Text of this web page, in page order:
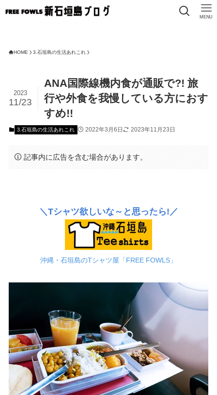
MENU
HOME 3.石垣島の生活あれこれ
ANA国際線機内食が通販で?! 旅
行や外食を我慢している方におす
すめ!!
2023
11/23
3.石垣島の生活あれこれ 2022年3月6日 2023年11月23日
記事内に広告を含む場合があります。
＼Tシャツ欲しいな～と思ったら!／
沖縄・石垣島のTシャツ屋「FREE FOWLS」